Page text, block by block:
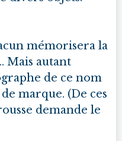
mémorisera la
Mais autant
de ce nom
marque. (De ces
demande le